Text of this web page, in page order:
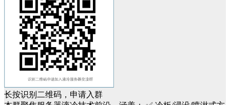
长按识别二维码，申请入群